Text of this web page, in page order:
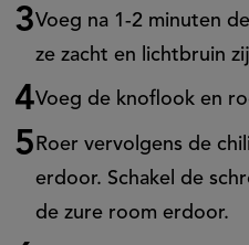
link)
Voeg na 1-2 minuten
ze zacht en lichtbruin
Voeg de knoflook en
Roer vervolgens de
erdoor. Schakel de
de zure room erdoor.